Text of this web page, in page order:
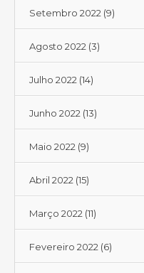
Setembro 2022 (9)
Agosto 2022 (3)
Julho 2022 (14)
Junho 2022 (13)
Maio 2022 (9)
Abril 2022 (15)
Março 2022 (11)
Fevereiro 2022 (6)